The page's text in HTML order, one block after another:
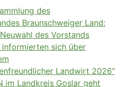
im Landkreis Goslar geht
sich über
bestätigt
Schutz unserer
ernst genommen